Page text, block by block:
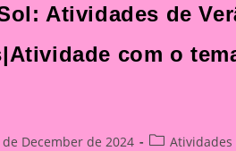
Atividades de
com o
de December de 2024
PostAtividades